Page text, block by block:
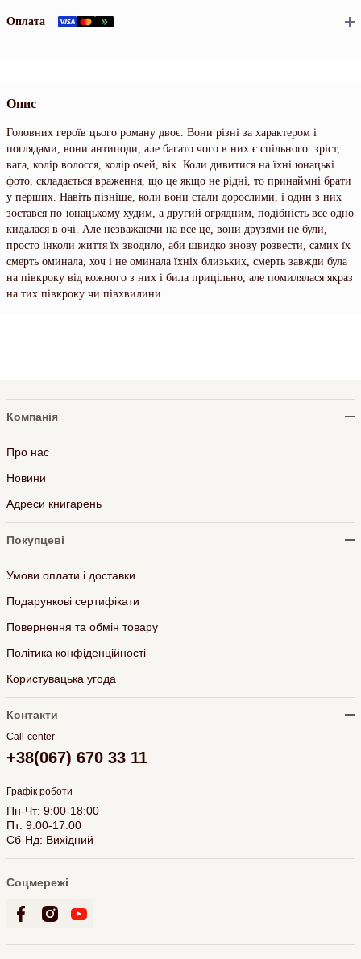
Оплата
Опис
Головних героїв цього роману двоє. Вони різні за характером і
поглядами, вони антиподи, але багато чого в них є спільного: зріст,
вага, колір волосся, колір очей, вік. Коли дивитися на їхні юнацькі
фото, складається враження, що це якщо не рідні, то принаймні брати
у перших. Навіть пізніше, коли вони стали дорослими, і один з них
зостався по-юнацькому худим, а другий огрядним, подібність все одно
кидалася в очі. Але незважаючи на все це, вони друзями не були,
просто інколи життя їх зводило, аби швидко знову розвести, самих їх
смерть оминала, хоч і не оминала їхніх близьких, смерть завжди була
на півкроку від кожного з них і била прицільно, але помилялася якраз
на тих півкроку чи півхвилини.
Компанія
Про нас
Новини
Адреси книгарень
Покупцеві
Умови оплати і доставки
Подарункові сертифікати
Повернення та обмін товару
Політика конфіденційності
Користувацька угода
Контакти
Call-center
+38(067) 670 33 11
Графік роботи
Пн-Чт: 9:00-18:00
Пт: 9:00-17:00
Сб-Нд: Вихідний
Соцмережі